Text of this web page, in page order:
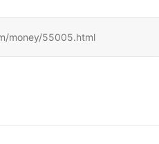
money/55005.html